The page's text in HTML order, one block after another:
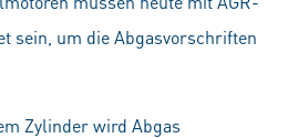
sein, um die Abgasvorschriften
Zylinder wird Abgas